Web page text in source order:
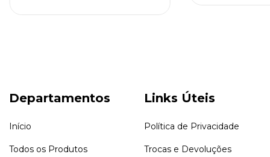
Departamentos
Início
Todos os Produtos
Links Úteis
Política de Privacidade
Trocas e Devoluções